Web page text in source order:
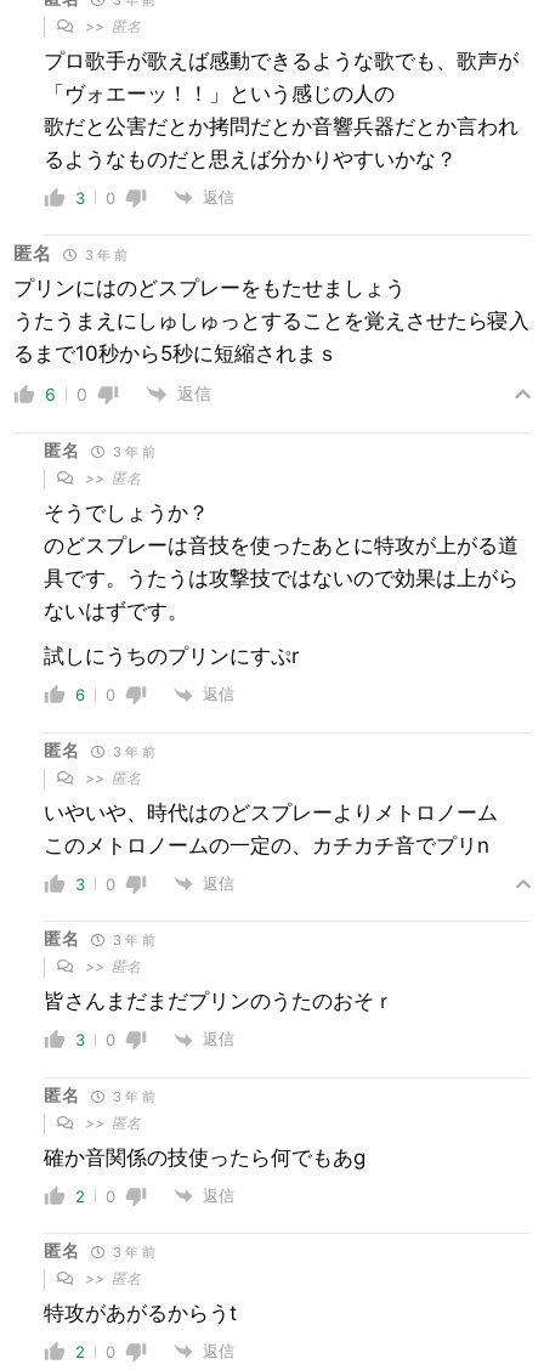
>> 匿名
プロ歌手が歌えば感動できるような歌でも、歌声が
「ヴォエーッ！！」という感じの人の
歌だと公害だとか拷問だとか音響兵器だとか言われ
るようなものだと思えば分かりやすいかな？
3 0 返信
匿名 3 年 前
プリンにはのどスプレーをもたせましょう
うたうまえにしゅしゅっとすることを覚えさせたら寝入
るまで10秒から5秒に短縮されまｓ
6 0 返信
匿名 3 年 前
>> 匿名
そうでしょうか？
のどスプレーは音技を使ったあとに特攻が上がる道
具です。うたうは攻撃技ではないので効果は上がら
ないはずです。
試しにうちのプリンにすぷr
6 0 返信
匿名 3 年 前
>> 匿名
いやいや、時代はのどスプレーよりメトロノーム
このメトロノームの一定の、カチカチ音でプリn
3 0 返信
匿名 3 年 前
>> 匿名
皆さんまだまだプリンのうたのおそｒ
3 0 返信
匿名 3 年 前
>> 匿名
確か音関係の技使ったら何でもあg
2 0 返信
匿名 3 年 前
>> 匿名
特攻があがるからうt
2 0 返信